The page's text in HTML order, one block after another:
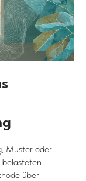
Muster oder
über